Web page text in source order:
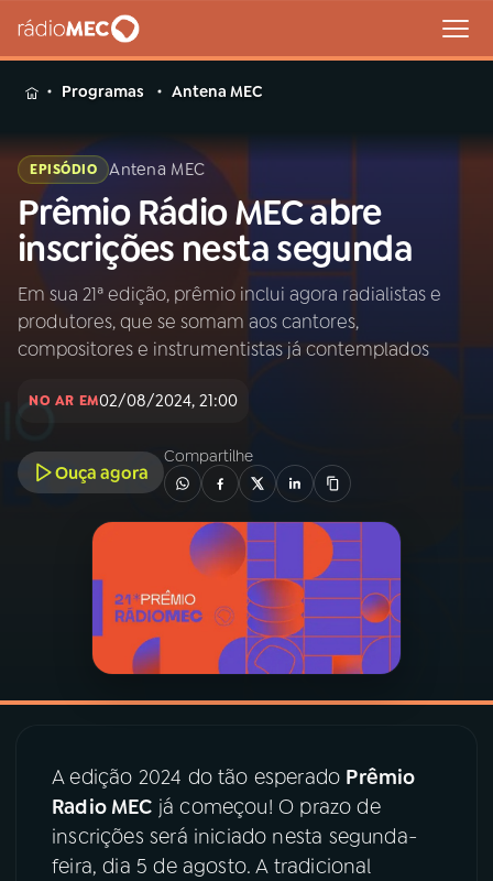
MENU
Buscar
na
Rádio
MEC
Buscar
Início AO VIVO
01INÍCIO
02A RÁDIO
PROGRAMAÇÃO
PROGRAMAS
VIDEOCASTS
07ÚLTIMAS
Programas Antena MEC
EPISÓDIO Antena MEC
Prêmio Rádio MEC abre
inscrições nesta segunda
Em sua 21ª edição, prêmio inclui agora radialistas e
produtores, que se somam aos cantores,
compositores e instrumentistas já contemplados
NO AR EM02/08/2024, 21:00
Ouça agora
Compartilhe
A edição 2024 do tão esperado Prêmio
Radio MEC já começou! O prazo de
inscrições será iniciado nesta segunda-
feira, dia 5 de agosto. A tradicional